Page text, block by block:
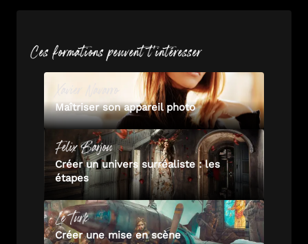
Ces formations peuvent t'intéresser
Maîtriser son appareil photo
FelixBarjou
Créer un univers surréaliste : les
étapes
LeTurk
Créer une mise en scène